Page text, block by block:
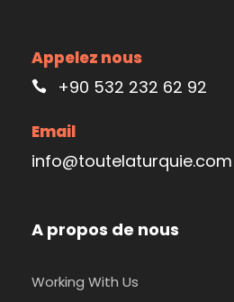
Appelez nous
+90 532 232 62 92
Email
info@toutelaturquie.com
A propos de nous
Working With Us